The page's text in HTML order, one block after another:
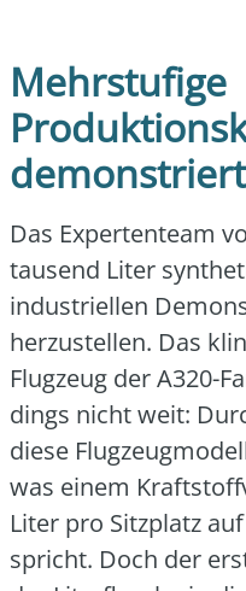
Mehrstufige
demonstriert
Das Exper­ten­team
tau­send Liter
indus­tri­el­len
her­zu­stel­len. Das
Flug­zeug der A320-
dings nicht weit:
die­se
was einem
Liter pro Sitz­platz
spricht. Doch der